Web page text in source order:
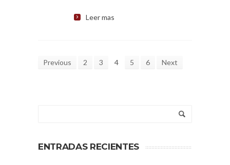
Leer mas
Previous 2 3 4 5 6 Next
ENTRADAS RECIENTES